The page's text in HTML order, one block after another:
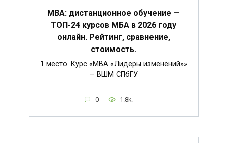
MBA: дистанционное обучение —
ТОП-24 курсов МБА в 2026 году
онлайн. Рейтинг, сравнение,
стоимость.
1 место. Курс «MBA «Лидеры изменений»»
— ВШМ СПбГУ
0 1.8k.